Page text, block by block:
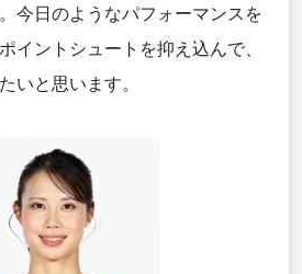
今日のようなパフォーマンスを
イントシュートを抑え込んで、
いと思います。